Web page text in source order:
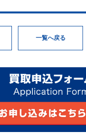
一覧へ戻る